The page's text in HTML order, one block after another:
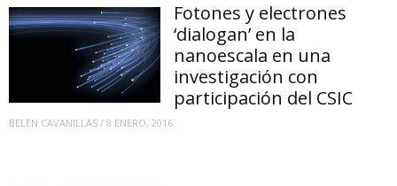
Fotones y electrones
‘dialogan’ en la
nanoescala en una
investigación con
participación del CSIC
BELEN CAVANILLAS / 8 ENERO, 2016